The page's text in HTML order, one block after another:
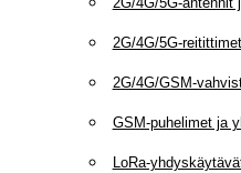
2G/4G/5G-
2G/4G/GSM-
GSM-puhelimet ja
LoRa-